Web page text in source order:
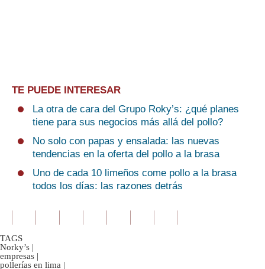
TE PUEDE INTERESAR
La otra de cara del Grupo Roky’s: ¿qué planes
tiene para sus negocios más allá del pollo?
No solo con papas y ensalada: las nuevas
tendencias en la oferta del pollo a la brasa
Uno de cada 10 limeños come pollo a la brasa
todos los días: las razones detrás
TAGS
Norky’s |
empresas |
pollerías en lima |